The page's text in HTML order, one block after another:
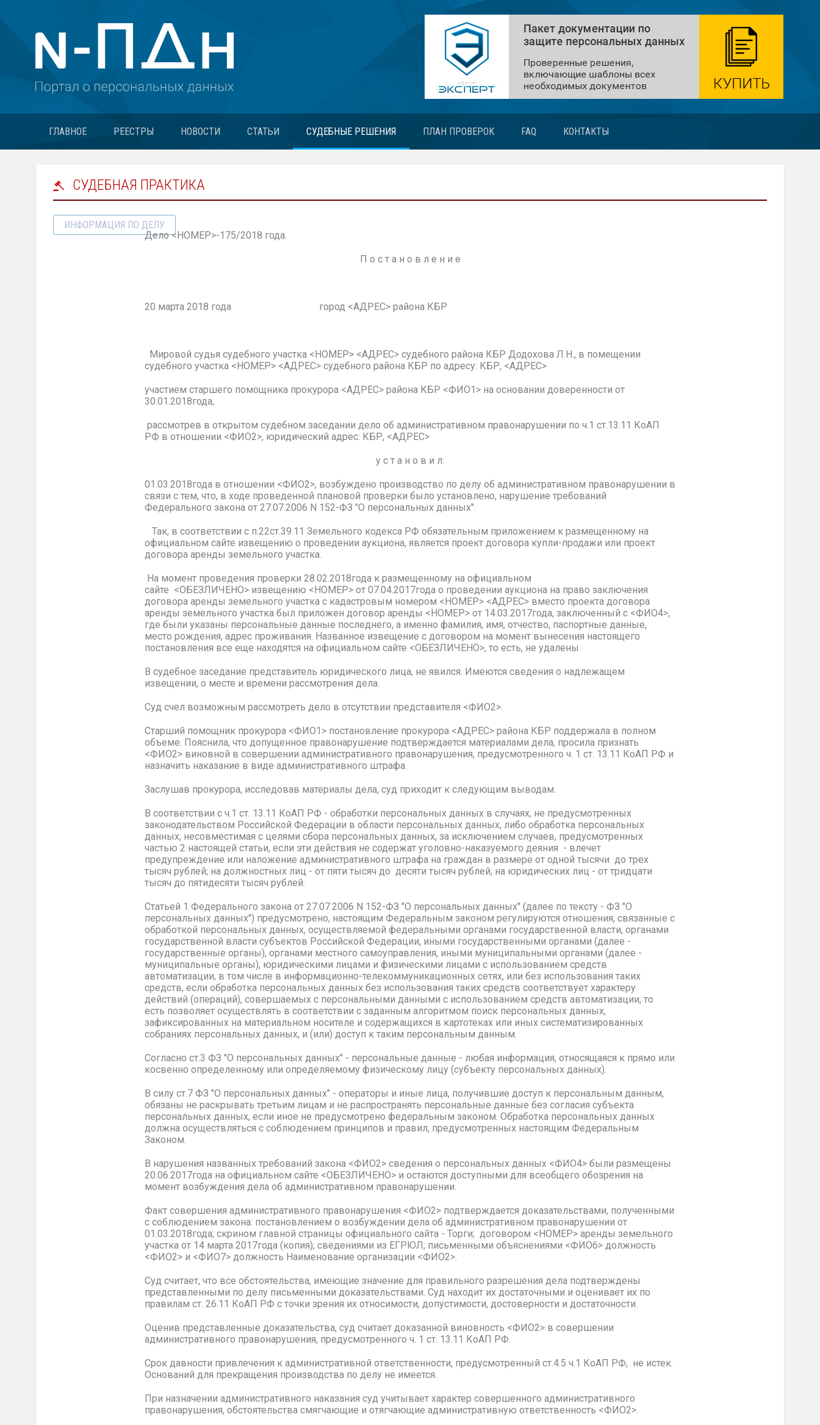
ГЛАВНОЕ РЕЕСТРЫ НОВОСТИ СТАТЬИ СУДЕБНЫЕ РЕШЕНИЯ ПЛАН ПРОВЕРОК FAQ КОНТАКТЫ
СУДЕБНАЯ ПРАКТИКА
ИНФОРМАЦИЯ ПО ДЕЛУ
Дело <НОМЕР>-175/2018 года.
П о с т а н о в л е н и е
20 марта 2018 года город <АДРЕС> района КБР
Мировой судья судебного участка <НОМЕР> <АДРЕС> судебного района КБР Додохова Л.Н., в помещении
судебного участка <НОМЕР> <АДРЕС> судебного района КБР по адресу: КБР, <АДРЕС>
участием старшего помощника прокурора <АДРЕС> района КБР <ФИО1> на основании доверенности от
30.01.2018года,
рассмотрев в открытом судебном заседании дело об административном правонарушении по ч.1 ст.13.11 КоАП
РФ в отношении <ФИО2>, юридический адрес: КБР, <АДРЕС>
у с т а н о в и л:
01.03.2018года в отношении <ФИО2>, возбуждено производство по делу об административном правонарушении в
связи с тем, что, в ходе проведенной плановой проверки было установлено, нарушение требований
Федерального закона от 27.07.2006 N 152-ФЗ "О персональных данных".
Так, в соответствии с п.22ст.39.11 Земельного кодекса РФ обязательным приложением к размещенному на
официальном сайте извещению о проведении аукциона, является проект договора купли-продажи или проект
договора аренды земельного участка.
На момент проведения проверки 28.02.2018года к размещенному на официальном
сайте <ОБЕЗЛИЧЕНО> извещению <НОМЕР> от 07.04.2017года о проведении аукциона на право заключения
договора аренды земельного участка с кадастровым номером <НОМЕР> <АДРЕС> вместо проекта договора
аренды земельного участка был приложен договор аренды <НОМЕР> от 14.03.2017года, заключенный с <ФИО4>,
где были указаны персональные данные последнего, а именно фамилия, имя, отчество, паспортные данные,
место рождения, адрес проживания. Названное извещение с договором на момент вынесения настоящего
постановления все еще находятся на официальном сайте <ОБЕЗЛИЧЕНО>, то есть, не удалены.
В судебное заседание представитель юридического лица, не явился. Имеются сведения о надлежащем
извещении, о месте и времени рассмотрения дела.
Суд счел возможным рассмотреть дело в отсутствии представителя <ФИО2>.
Старший помощник прокурора <ФИО1> постановление прокурора <АДРЕС> района КБР поддержала в полном
объеме. Пояснила, что допущенное правонарушение подтверждается материалами дела, просила признать
<ФИО2> виновной в совершении административного правонарушения, предусмотренного ч. 1 ст. 13.11 КоАП РФ и
назначить наказание в виде административного штрафа.
Заслушав прокурора, исследовав материалы дела, суд приходит к следующим выводам.
В соответствии с ч.1 ст. 13.11 КоАП РФ - обработки персональных данных в случаях, не предусмотренных
законодательством Российской Федерации в области персональных данных, либо обработка персональных
данных, несовместимая с целями сбора персональных данных, за исключением случаев, предусмотренных
частью 2 настоящей статьи, если эти действия не содержат уголовно-наказуемого деяния - влечет
предупреждение или наложение административного штрафа на граждан в размере от одной тысячи до трех
тысяч рублей; на должностных лиц - от пяти тысяч до десяти тысяч рублей; на юридических лиц - от тридцати
тысяч до пятидесяти тысяч рублей.
Статьей 1 Федерального закона от 27.07.2006 N 152-ФЗ "О персональных данных" (далее по тексту - ФЗ "О
персональных данных") предусмотрено, настоящим Федеральным законом регулируются отношения, связанные с
обработкой персональных данных, осуществляемой федеральными органами государственной власти, органами
государственной власти субъектов Российской Федерации, иными государственными органами (далее -
государственные органы), органами местного самоуправления, иными муниципальными органами (далее -
муниципальные органы), юридическими лицами и физическими лицами с использованием средств
автоматизации, в том числе в информационно-телекоммуникационных сетях, или без использования таких
средств, если обработка персональных данных без использования таких средств соответствует характеру
действий (операций), совершаемых с персональными данными с использованием средств автоматизации, то
есть позволяет осуществлять в соответствии с заданным алгоритмом поиск персональных данных,
зафиксированных на материальном носителе и содержащихся в картотеках или иных систематизированных
собраниях персональных данных, и (или) доступ к таким персональным данным.
Согласно ст.3 ФЗ "О персональных данных" - персональные данные - любая информация, относящаяся к прямо или
косвенно определенному или определяемому физическому лицу (субъекту персональных данных).
В силу ст.7 ФЗ "О персональных данных" - операторы и иные лица, получившие доступ к персональным данным,
обязаны не раскрывать третьим лицам и не распространять персональные данные без согласия субъекта
персональных данных, если иное не предусмотрено федеральным законом. Обработка персональных данных
должна осуществляться с соблюдением принципов и правил, предусмотренных настоящим Федеральным
Законом.
В нарушения названных требований закона <ФИО2> сведения о персональных данных <ФИО4> были размещены
20.06.2017года на официальном сайте <ОБЕЗЛИЧЕНО> и остаются доступными для всеобщего обозрения на
момент возбуждения дела об административном правонарушении.
Факт совершения административного правонарушения <ФИО2> подтверждается доказательствами, полученными
с соблюдением закона: постановлением о возбуждении дела об административном правонарушении от
01.03.2018года; скрином главной страницы официального сайта - Торги; договором <НОМЕР> аренды земельного
участка от 14 марта 2017года (копия); сведениями из ЕГРЮЛ; письменными объяснениями <ФИО6> должность
<ФИО2> и <ФИО7> должность Наименование организации <ФИО2>.
Суд считает, что все обстоятельства, имеющие значение для правильного разрешения дела подтверждены
представленными по делу письменными доказательствами. Суд находит их достаточными и оценивает их по
правилам ст. 26.11 КоАП РФ с точки зрения их относимости, допустимости, достоверности и достаточности.
Оценив представленные доказательства, суд считает доказанной виновность <ФИО2> в совершении
административного правонарушения, предусмотренного ч. 1 ст. 13.11 КоАП РФ.
Срок давности привлечения к административной ответственности, предусмотренный ст.4.5 ч.1 КоАП РФ, не истек.
Оснований для прекращения производства по делу не имеется.
При назначении административного наказания суд учитывает характер совершенного административного
правонарушения, обстоятельства смягчающие и отягчающие административную ответственность <ФИО2>.